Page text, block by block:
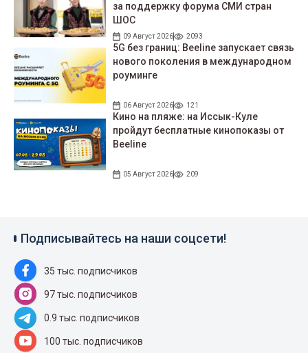
за поддержку форума СМИ стран
ШОС
09 Август 2026 2093
5G без границ: Beeline запускает связь
нового поколения в международном
роуминге
06 Август 2026 121
Кино на пляже: на Иссык-Куле
пройдут беcплатные кинопоказы от
Beeline
05 Август 2026 209
Подписывайтесь на наши соцсети!
35 тыс. подписчиков
97 тыс. подписчиков
0.9 тыс. подписчиков
100 тыс. подписчиков